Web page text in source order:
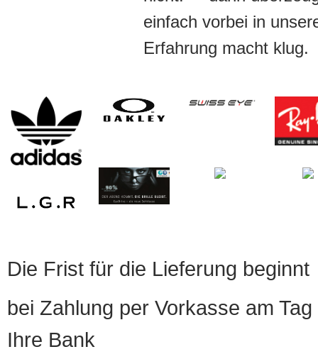
einfach vorbei in
Erfahrung macht klug.
Die Frist für die Lieferung beginnt
bei Zahlung per Vorkasse am
Ihre Bank